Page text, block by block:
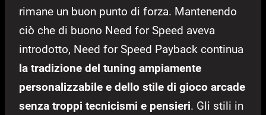
rimane un buon punto di forza. Mantenendo
ciò che di buono Need for Speed aveva
introdotto, Need for Speed Payback continua
la tradizione del tuning ampiamente
personalizzabile e dello stile di gioco arcade
senza troppi tecnicismi e pensieri. Gli stili in